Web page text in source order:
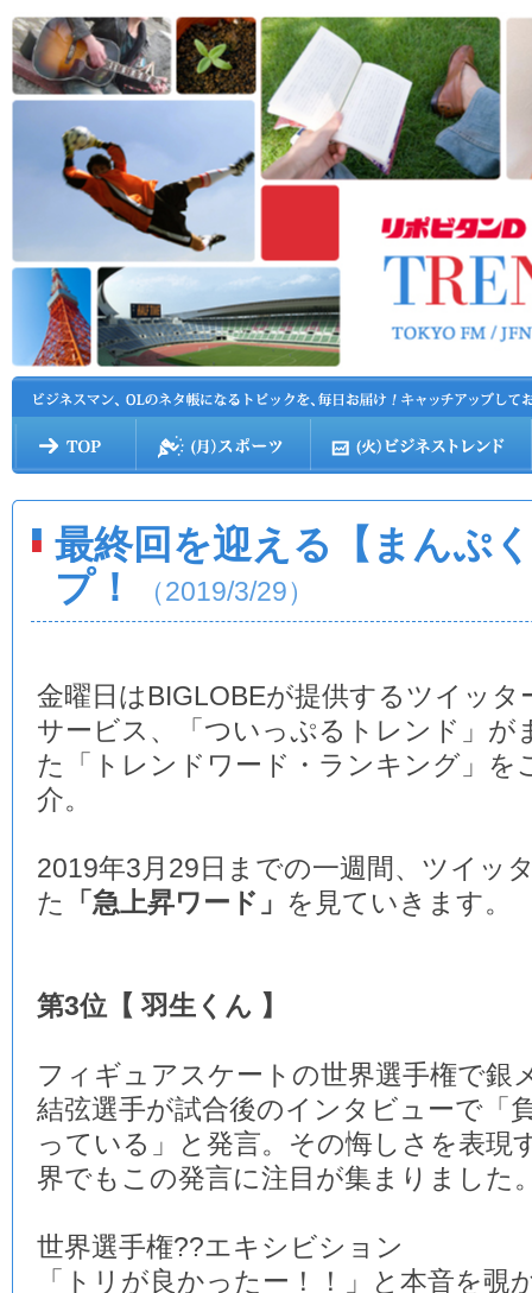
最終回を迎える【まんぷ
プ！
（2019/3/29）
金曜日はBIGLOBEが提供するツイッタ
サービス、「ついっぷるトレンド」が
た「トレンドワード・ランキング」を
介。
2019年3月29日までの一週間、ツイッ
た
「急上昇ワード」 を見ていきます。
第3位【 羽生くん 】
フィギュアスケートの世界選手権で銀
結弦選手が試合後のインタビューで「
っている」と発言。その悔しさを表現
界でもこの発言に注目が集まりました
世界選手権??エキシビション
「トリが良かったー！！」と本音を覗